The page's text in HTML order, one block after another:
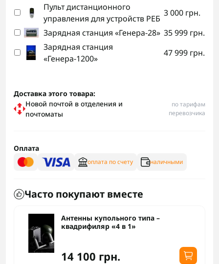
Пульт дистанционного
управления для устройств РЕБ
3 000 грн.
Зарядная станция «Генера-28» 35 999 грн.
Зарядная станция
«Генера-1200»
47 999 грн.
Доставка этого товара:
Новой почтой в отделения и
почтоматы
по тарифам
перевозчика
Оплата
оплата по счету наличными
Часто покупают вместе
Антенны купольного типа –
квадрифиляр «4 в 1»
14 100 грн.